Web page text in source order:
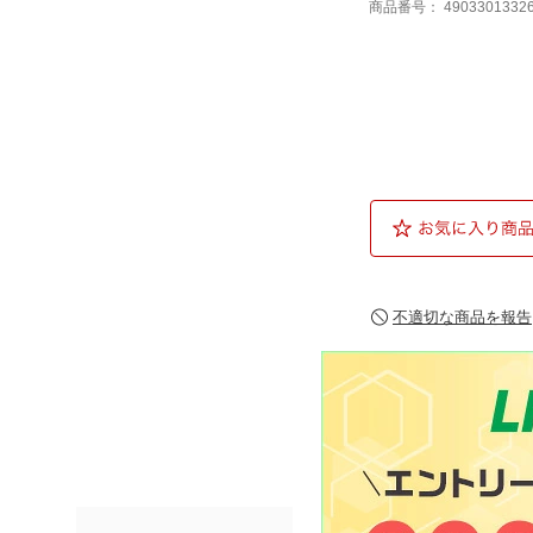
商品番号：
不適切な商品を報告